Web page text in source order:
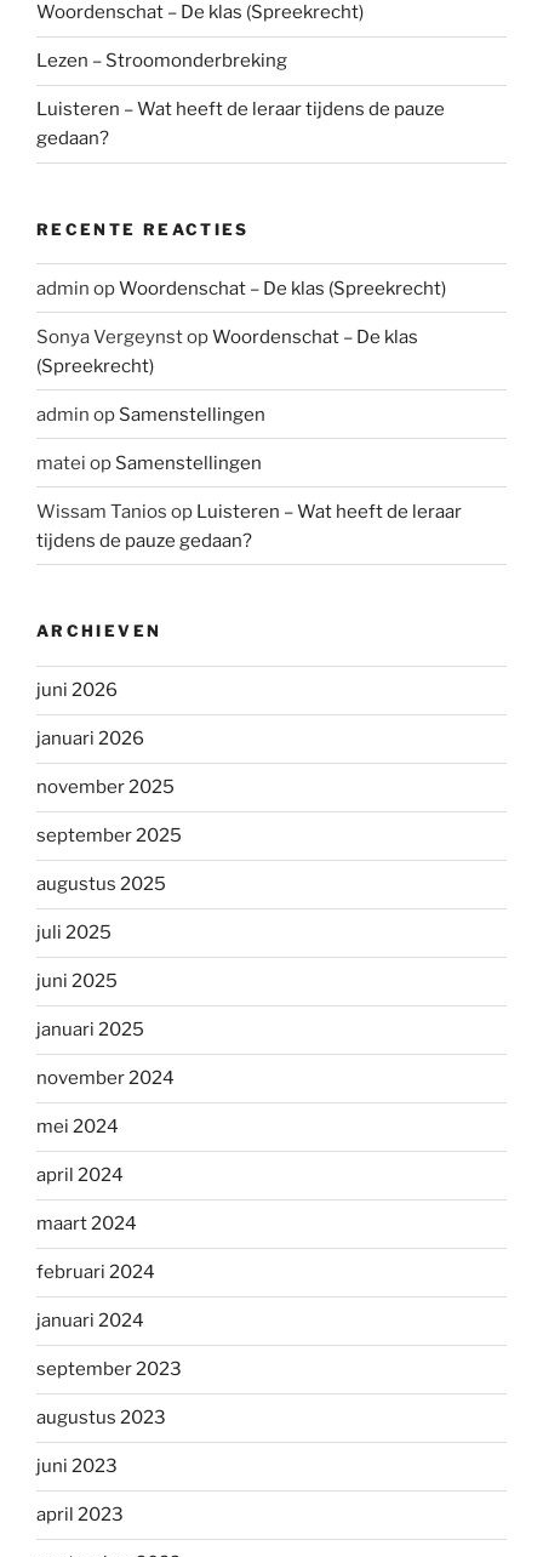
Woordenschat – De klas (Spreekrecht)
Lezen – Stroomonderbreking
Luisteren – Wat heeft de leraar tijdens de pauze
gedaan?
RECENTE REACTIES
admin opWoordenschat – De klas (Spreekrecht)
Sonya VergeynstopWoordenschat – De klas
(Spreekrecht)
admin op Samenstellingen
matei op Samenstellingen
Wissam Tanios op Luisteren – Wat heeft de leraar
tijdens de pauze gedaan?
ARCHIEVEN
juni 2026
januari 2026
november 2025
september 2025
augustus 2025
juli 2025
juni 2025
januari 2025
november 2024
mei 2024
april 2024
maart 2024
februari 2024
januari 2024
september 2023
augustus 2023
juni 2023
april 2023